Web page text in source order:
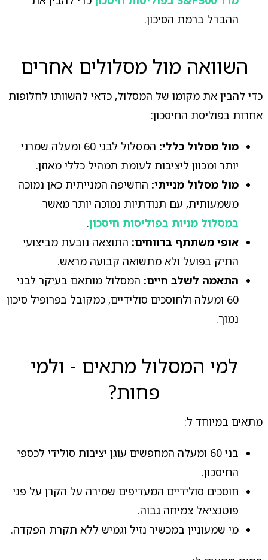
ההבדל ברמת הסיכון.
השוואה מול מסלולים אחרים
כדי להבין את מקומו של המסלול, כדאי להשוותו לחלופות
אחרות בפוליסת החיסכון:
מול מסלול כללי:
המסלול לבני 60 ומעלה שמרני
יותר ומכוון ליציבות לעומת תמהיל כללי מאוזן.
מול מסלול מנייתי: החשיפה המנייתית כאן נמוכה
משמעותית, עם תנודתיות נמוכה יותר מאשר
במסלול מניות בפוליסות חיסכון.
אופי משתתף ברווחים: התוצאה נובעת מביצועי
התיק בפועל ולא מתשואה קבועה מראש.
התאמה לשלב חיים: המסלול מותאם בעיקר לבני
60 ומעלה ולחוסכים סולידיים, כמקובל בפרופיל סיכון
נמוך.
למי המסלול מתאים - ולמי
פחות?
מתאים במיוחד ל:
בני 60 ומעלה המחפשים עוגן יציבות סולידי לכספי
החיסכון.
חוסכים סולידיים המעדיפים שמירה על הקרן על פני
פוטנציאל צמיחה גבוה.
מי שמעוניין במכשיר נזיל וגמיש ללא תקרת הפקדה.